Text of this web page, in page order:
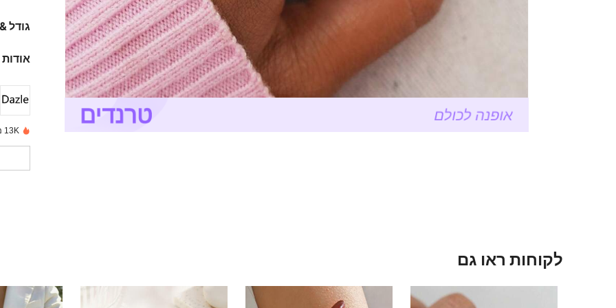
גודל
13K נמכרו לאחרונה
לקוחות ראו גם